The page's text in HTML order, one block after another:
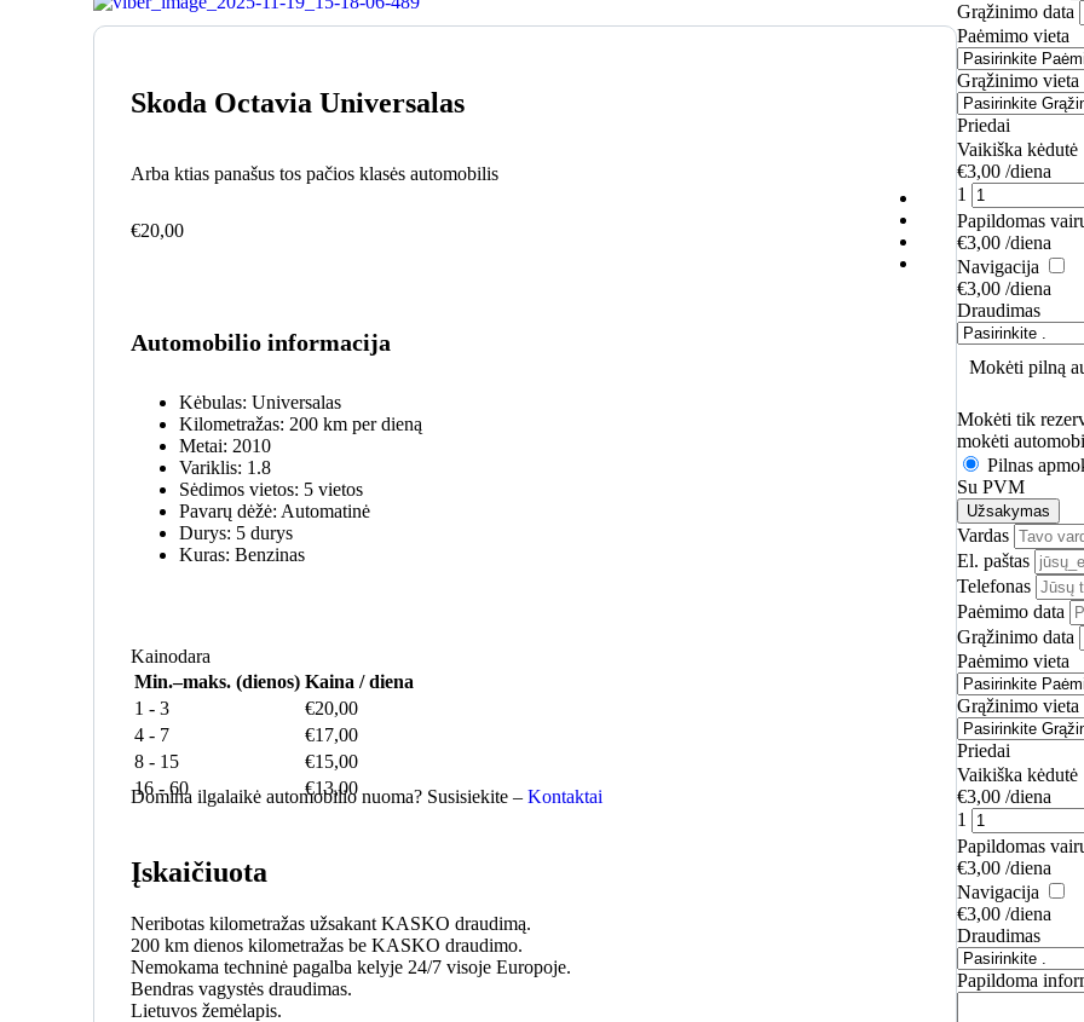
Skoda Octavia Universalas
Arba ktias panašus tos pačios klasės automobilis
€20,00
Automobilio informacija
Kėbulas: Universalas
Kilometražas: 200 km per dieną
Metai: 2010
Variklis: 1.8
Sėdimos vietos: 5 vietos
Pavarų dėžė: Automatinė
Durys: 5 durys
Kuras: Benzinas
Kainodara
Min.–maks. (dienos) Kaina / diena
1 - 3 €20,00
4 - 7 €17,00
8 - 15 €15,00
16 - 60 €13,00
Domina ilgalaikė automobilio nuoma? Susisiekite – Kontaktai
Įskaičiuota
Neribotas kilometražas užsakant KASKO draudimą.
200 km dienos kilometražas be KASKO draudimo.
Nemokama techninė pagalba kelyje 24/7 visoje Europoje.
Bendras vagystės draudimas.
Lietuvos žemėlapis.
Grąžinimo data
Paėmimo vieta
Grąžinimo vieta
Priedai
Vaikiška kėdutė
€3,00 /diena
1
Papildomas
€3,00 /diena
Navigacija
€3,00 /diena
Draudimas
Mokėti pilną
Mokėti tik
mokėti
Pilnas
Su PVM
Užsakymas
Vardas
El. paštas
Telefonas
Paėmimo data
Grąžinimo data
Paėmimo vieta
Grąžinimo vieta
Priedai
Vaikiška kėdutė
€3,00 /diena
1
Papildomas
€3,00 /diena
Navigacija
€3,00 /diena
Draudimas
Papildoma